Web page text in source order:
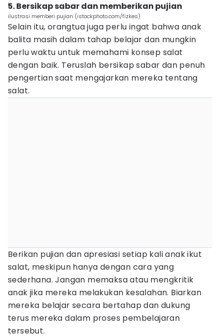
5. Bersikap sabar dan memberikan pujian
ilustrasi memberi pujian (istockphoto.com/fizkes)
Selain itu, orangtua juga perlu ingat bahwa anak
balita masih dalam tahap belajar dan mungkin
perlu waktu untuk memahami konsep salat
dengan baik. Teruslah bersikap sabar dan penuh
pengertian saat mengajarkan mereka tentang
salat.
Berikan pujian dan apresiasi setiap kali anak ikut
salat, meskipun hanya dengan cara yang
sederhana. Jangan memaksa atau mengkritik
anak jika mereka melakukan kesalahan. Biarkan
mereka belajar secara bertahap dan dukung
terus mereka dalam proses pembelajaran
tersebut.